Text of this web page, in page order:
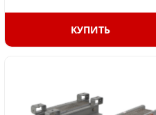
КУПИТЬ